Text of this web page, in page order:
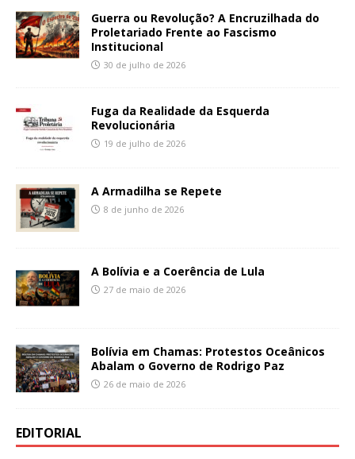
Guerra ou Revolução? A Encruzilhada do
Proletariado Frente ao Fascismo
Institucional
30 de julho de 2026
Fuga da Realidade da Esquerda
Revolucionária
19 de julho de 2026
A Armadilha se Repete
8 de junho de 2026
A Bolívia e a Coerência de Lula
27 de maio de 2026
Bolívia em Chamas: Protestos Oceânicos
Abalam o Governo de Rodrigo Paz
26 de maio de 2026
EDITORIAL